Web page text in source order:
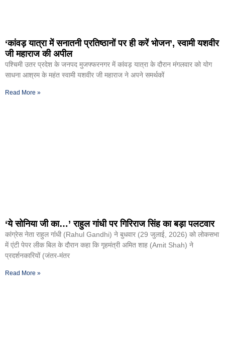
‘कांवड़ यात्रा में सनातनी प्रतिष्ठानों पर ही करें भोजन’, स्वामी यशवीर
जी महाराज की अपील
पश्चिमी उतर प्रदेश के जनपद मुजफ्फरनगर में कांवड़ यात्रा के दौरान मंगलवार को योग
साधना आश्रम के महंत स्वामी यशवीर जी महाराज ने अपने समर्थकों
Read More »
‘ये सोनिया जी का…’ राहुल गांधी पर गिरिराज सिंह का बड़ा पलटवार
कांग्रेस नेता राहुल गांंधी (Rahul Gandhi) ने बुधवार (29 जुलाई, 2026) को लोकसभा
में एंटी पेपर लीक बिल के दौरान कहा कि गृहमंत्री अमित शाह (Amit Shah) ने
प्रदर्शनकारियों (जंतर-मंतर
Read More »